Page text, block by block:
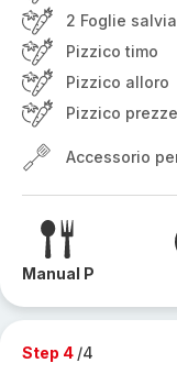
2 Foglie salvia
Pizzico timo
Pizzico alloro
Pizzico
Accessorio
Manual P
Step 4 /4